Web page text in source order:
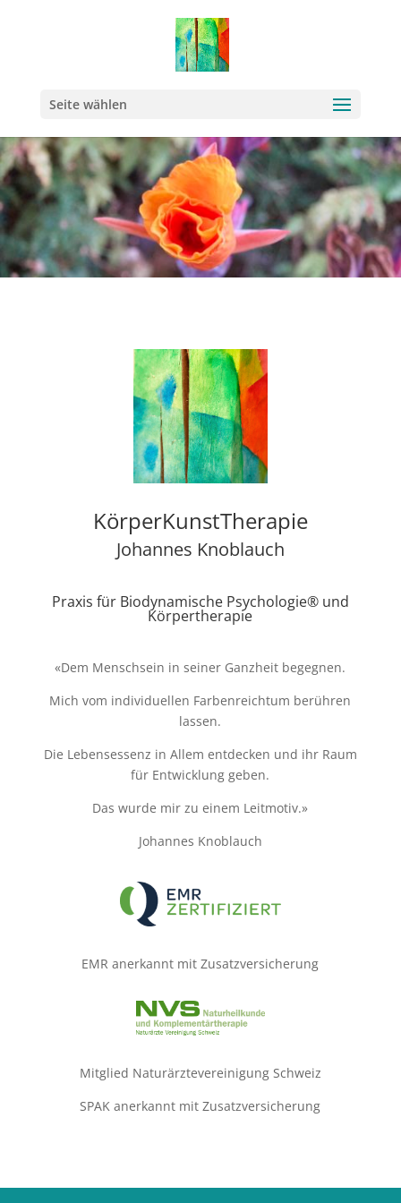
Seite wählen
KörperKunstTherapie
Johannes Knoblauch
Praxis für Biodynamische Psychologie® und
Körpertherapie
«Dem Menschsein in seiner Ganzheit begegnen.
Mich vom individuellen Farbenreichtum berühren
lassen.
Die Lebensessenz in Allem entdecken und ihr Raum
für Entwicklung geben.
Das wurde mir zu einem Leitmotiv.»
Johannes Knoblauch
EMR anerkannt mit Zusatzversicherung
Mitglied Naturärztevereinigung Schweiz
SPAK anerkannt mit Zusatzversicherung